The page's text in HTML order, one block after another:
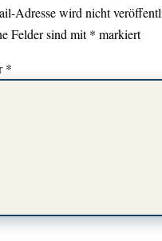
Adresse wird nicht
Felder sind mit* markiert
*